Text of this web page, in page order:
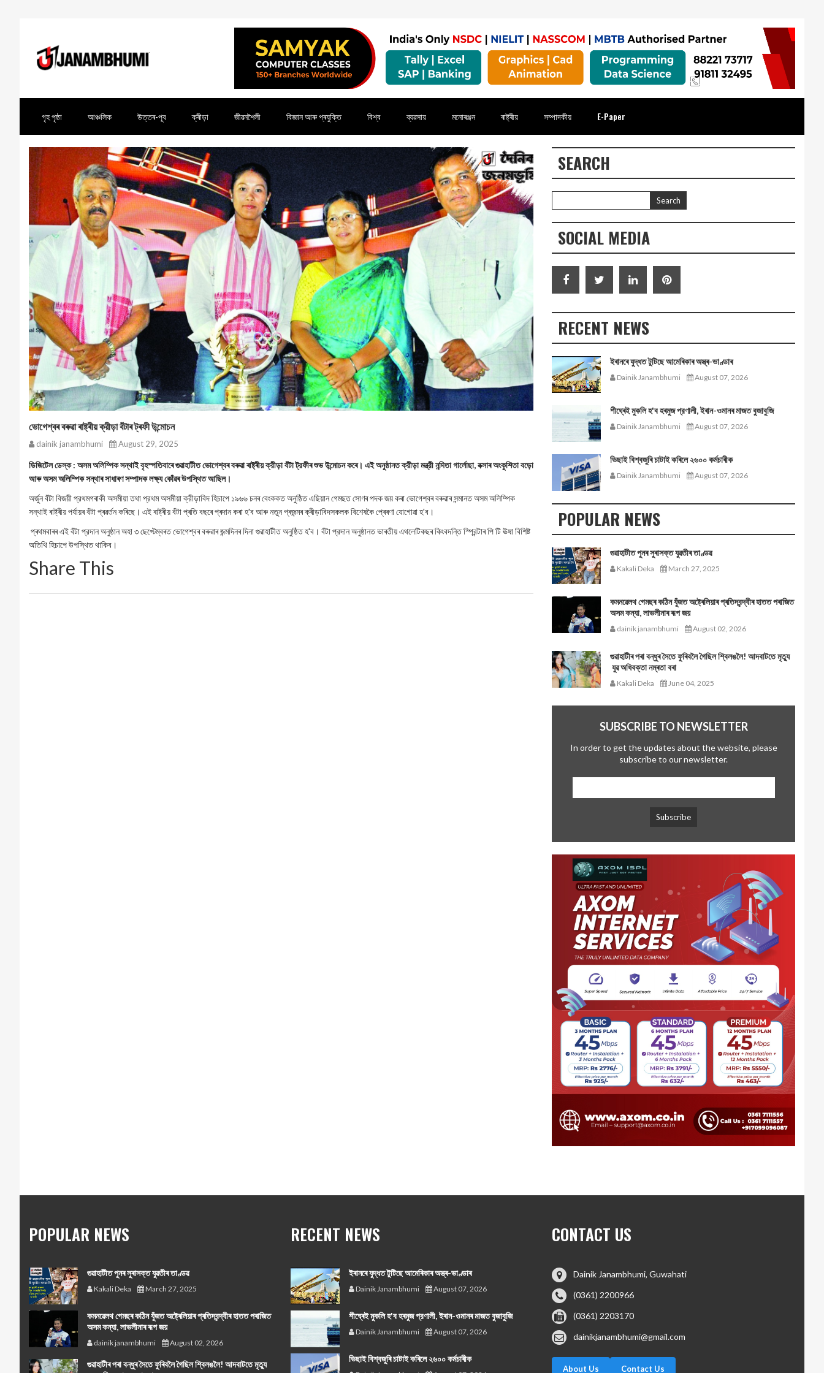
গৃহ পৃষ্ঠা আঞ্চলিক উত্তৰ-পূব ক্ৰীড়া জীৱনশৈলী বিজ্ঞান আৰু প্ৰযুক্তি বিশ্ব ব্যৱসায় মনোৰঞ্জন ৰাষ্ট্ৰীয় সম্পাদকীয় E-Paper
ভোগেশ্বৰ বৰুৱা ৰাষ্ট্ৰীয় ক্রীড়া বঁটাৰ ট্ৰফী উন্মোচন
dainik janambhumi August 29, 2025
ডিজিটেল ডেস্ক : অসম অলিম্পিক সন্থাই বৃহস্পতিবাৰে গুৱাহাটীত ভোগেশ্বৰ বৰুৱা ৰাষ্ট্ৰীয় ক্রীড়া বঁটা ট্রফীৰ শুভ উন্মোচন কৰে। এই অনুষ্ঠানত ক্রীড়া মন্ত্রী নন্দিতা গার্লোছা, বক্সাৰ অংকুশিতা বড়ো
আৰু অসম অলিম্পিক সন্থাৰ সাধাৰণ সম্পাদক লক্ষ্য কোঁৱৰ উপস্থিত আছিল।
অর্জুন বঁটা বিজয়ী প্রথমগৰাকী অসমীয়া তথা প্রথম অসমীয়া ক্রীড়াবিদ হিচাপে ১৯৬৬ চনৰ বেংককত অনুষ্ঠিত এছিয়ান গেমছত সোণৰ পদক জয় কৰা ভোগেশ্বৰ বৰুৱাৰ সন্মানত অসম অলিম্পিক
সন্থাই ৰাষ্ট্ৰীয় পৰ্যায়ৰ বঁটা প্ৰৱৰ্তন কৰিছে। এই ৰাষ্ট্ৰীয় বঁটা প্ৰতি বছৰে প্ৰদান কৰা হ'ব আৰু নতুন প্ৰজন্মৰ ক্ৰীড়াবিদসকলক বিশেষকৈ প্ৰেৰণা যোগোৱা হ'ব।
প্ৰথমবাৰৰ এই বঁটা প্রদান অনুষ্ঠান অহা ৩ ছেপ্টেম্বৰত ভোগেশ্বৰ বৰুৱাৰ জন্মদিনৰ দিনা গুৱাহাটীত অনুষ্ঠিত হ'ব। বঁটা প্রদান অনুষ্ঠানত ভাৰতীয় এথলেটিকছৰ কিংবদন্তি স্প্রিন্টাৰ পি টি ঊষা বিশিষ্ট
অতিথি হিচাপে উপস্থিত থাকিব।
Share This
SEARCH
SOCIAL MEDIA
RECENT NEWS
ইৰানৰে যুদ্ধত টুটিছে আমেৰিকাৰ অস্ত্ৰ-ভাণ্ডাৰ
Dainik Janambhumi August 07, 2026
শীঘ্ৰেই মুকলি হ'ব হৰমুজ প্রণালী, ইৰান-ওমানৰ মাজত বুজাবুজি
Dainik Janambhumi August 07, 2026
ভিছাই বিশ্বজুৰি চাটাই কৰিলে ২৬০০ কৰ্মচাৰীক
Dainik Janambhumi August 07, 2026
POPULAR NEWS
গুৱাহাটীত পুনৰ সুৰাসক্ত যুৱতীৰ তাণ্ডৱ
Kakali Deka March 27, 2025
কমনৱেলথ গেমছৰ কঠিন যুঁজত অষ্ট্ৰেলিয়াৰ প্ৰতিদ্বন্দ্বীৰ হাতত পৰাজিত
অসম কন্যা, লাভলীনাৰ ৰূপ জয়
dainik janambhumi August 02, 2026
গুৱাহাটীৰ পৰা বন্ধুৰ সৈতে ফুৰিবলৈ গৈছিল শ্বিলঙলৈ! আদবাটতে মৃত্যু
যুৱ অধিবক্তা নম্ৰতা বৰা
Kakali Deka June 04, 2025
SUBSCRIBE TO NEWSLETTER
In order to get the updates about the website, please
subscribe to our newsletter.
POPULAR NEWS
গুৱাহাটীত পুনৰ সুৰাসক্ত যুৱতীৰ তাণ্ডৱ
Kakali Deka March 27, 2025
কমনৱেলথ গেমছৰ কঠিন যুঁজত অষ্ট্ৰেলিয়াৰ প্ৰতিদ্বন্দ্বীৰ হাতত পৰাজিত
অসম কন্যা, লাভলীনাৰ ৰূপ জয়
dainik janambhumi August 02, 2026
গুৱাহাটীৰ পৰা বন্ধুৰ সৈতে ফুৰিবলৈ গৈছিল শ্বিলঙলৈ! আদবাটতে মৃত্যু
RECENT NEWS
ইৰানৰে যুদ্ধত টুটিছে আমেৰিকাৰ অস্ত্ৰ-ভাণ্ডাৰ
Dainik Janambhumi August 07, 2026
শীঘ্ৰেই মুকলি হ'ব হৰমুজ প্রণালী, ইৰান-ওমানৰ মাজত বুজাবুজি
Dainik Janambhumi August 07, 2026
ভিছাই বিশ্বজুৰি চাটাই কৰিলে ২৬০০ কৰ্মচাৰীক
CONTACT US
Dainik Janambhumi, Guwahati
(0361) 2200966
(0361) 2203170
dainikjanambhumi@gmail.com
About Us Contact Us